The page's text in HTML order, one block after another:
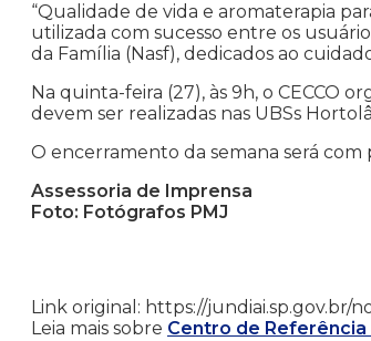
“Qualidade de vida e aromaterapia
utilizada com sucesso entre os
da Família (Nasf), dedicados ao
Na quinta-feira (27), às 9h, o CECCO
devem ser realizadas nas UBSs
O encerramento da semana será com
Assessoria de Imprensa
Foto: Fotógrafos PMJ
Link original: https://jundiai.sp.gov.br/
Leia mais sobre Centro de Referência